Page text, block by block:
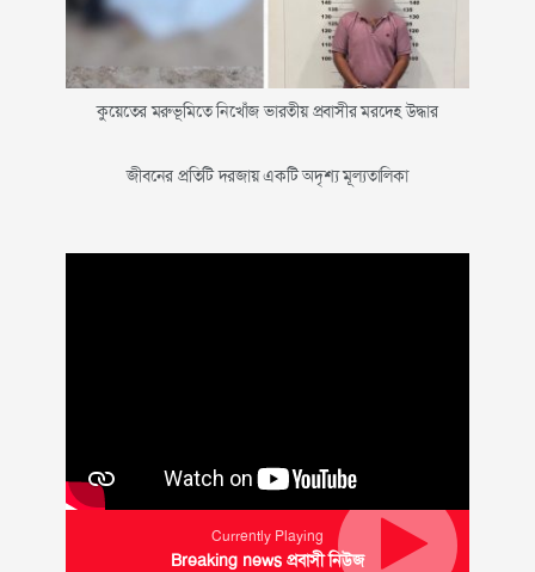
কুয়েতের মরুভূমিতে নিখোঁজ ভারতীয় প্রবাসীর মরদেহ উদ্ধার
জীবনের প্রতিটি দরজায় একটি অদৃশ্য মূল্যতালিকা
Currently Playing
Breaking news প্রবাসী নিউজ